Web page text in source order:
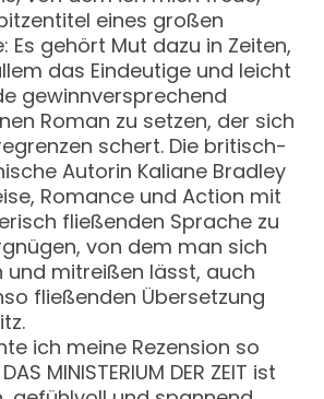
eines großen
Es gehört Mut dazu in Zeiten,
das Eindeutige und leicht
gewinnversprechend
Roman zu setzen, der sich
schert. Die britisch-
Autorin Kaliane Bradley
Romance und Action mit
fließenden Sprache zu
von dem man sich
und mitreißen lässt, auch
fließenden Übersetzung
ich meine Rezension so
MINISTERIUM DER ZEIT ist